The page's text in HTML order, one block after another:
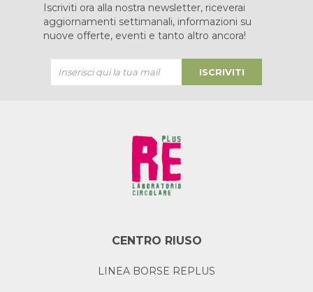
Iscriviti ora alla nostra newsletter, riceverai
aggiornamenti settimanali, informazioni su
nuove offerte, eventi e tanto altro ancora!
ISCRIVITI
CENTRO RIUSO
LINEA BORSE REPLUS